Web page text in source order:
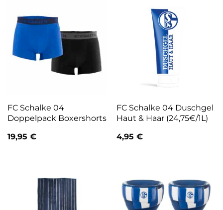
FC Schalke 04
Doppelpack Boxershorts
19,95 €
FC Schalke 04 Duschgel
Haut & Haar (24,75€/1L)
4,95 €